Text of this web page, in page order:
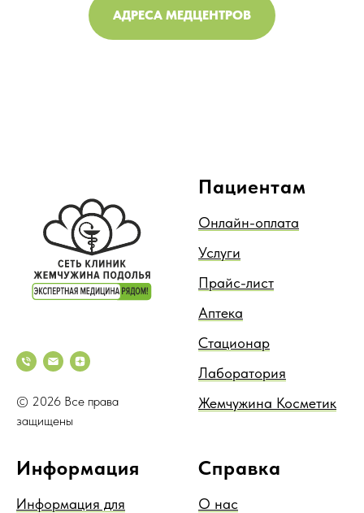
АДРЕСА МЕДЦЕНТРОВ
© 2026 Все права
защищены
Пациентам
Онлайн-оплата
Услуги
Прайс-лист
Аптека
Стационар
Лаборатория
Жемчужина Косметик
Информация
Информация для
Справка
О нас